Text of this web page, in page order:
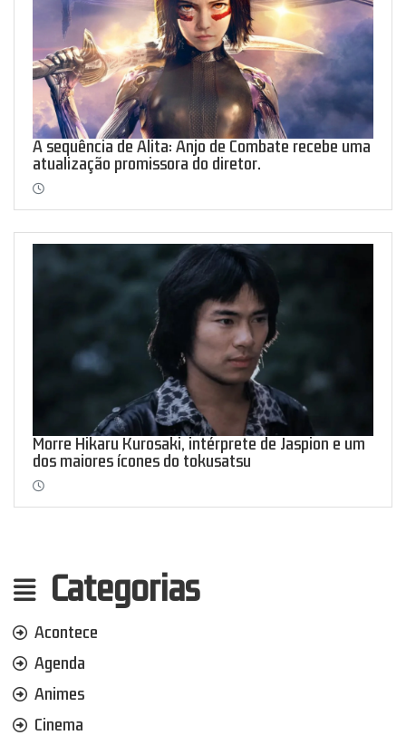
A sequência de Alita: Anjo de Combate recebe uma
atualização promissora do diretor.
Morre Hikaru Kurosaki, intérprete de Jaspion e um
dos maiores ícones do tokusatsu
Categorias
Acontece
Agenda
Animes
Cinema